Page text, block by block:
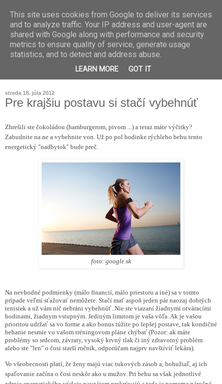
streda 18. júla 2012
Pre krajšiu postavu si stačí vybehnúť
Zhrešili ste čokoládou (hamburgerom, pivom ...) a teraz máte výčitky?
Zabudnite na ne a vybehnite von. Už po pol hodinke rýchleho behu tento
energetický "nadbytok" bude preč.
foto: google.sk
Na nevhodné podmienky (málo financií, málo priestoru a iné) sa v tomto
prípade veľmi sťažovať nemôžete. Stačí mať aspoň jeden pár naozaj dobrých
tenisiek a už vám nič nebráni vybehnúť. Nie ste viazaní žiadnymi otváracími
hodinami, žiadnym vstupným. Jediným limitom je vaša vôľa. Ak je vašou
prioritou udržať sa vo forme a ako bonus túžite po lepšej postave, tak kondičné
behanie nesmie vo vašom tréningovom pláne chýbať (Pozor: ak máte
problémy so srdcom, závraty, vysoký krvný tlak či iný zdravotný problém
alebo ste "len" o čosi starší ročník, odporúčam najprv navštíviť lekára).
Vo všeobecnosti platí, že ženy majú viac tukových zásob a, bohužiaľ, aj ich
spaľovanie začína o čosi neskôr ako u mužov. Pri behu sa však jednotlivé
This site uses cookies from Google to deliver its services
and to analyze traffic. Your IP address and user-agent are
shared with Google along with performance and security
metrics to ensure quality of service, generate usage
statistics, and to detect and address abuse.
LEARN MORE GOT IT